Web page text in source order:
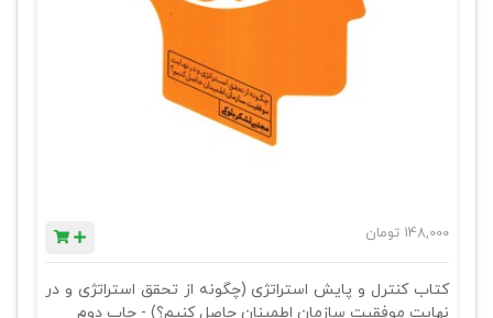
148,000 تومان
کتاب کنترل و پایش استراتژی (چگونه از تحقق استراتژی و در
نهایت موفقیت سازمان اطمینان حاصل کنیم؟) - چاپ دوم